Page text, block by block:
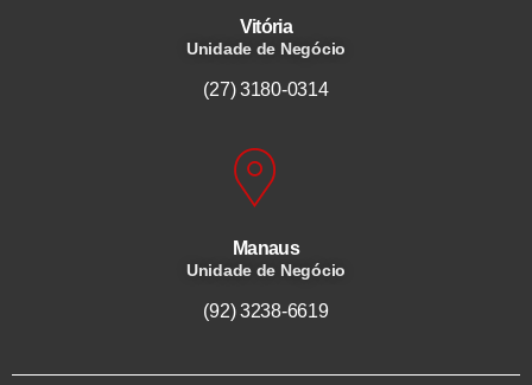
Vitória
Unidade de Negócio
(27) 3180-0314
Manaus
Unidade de Negócio
(92) 3238-6619